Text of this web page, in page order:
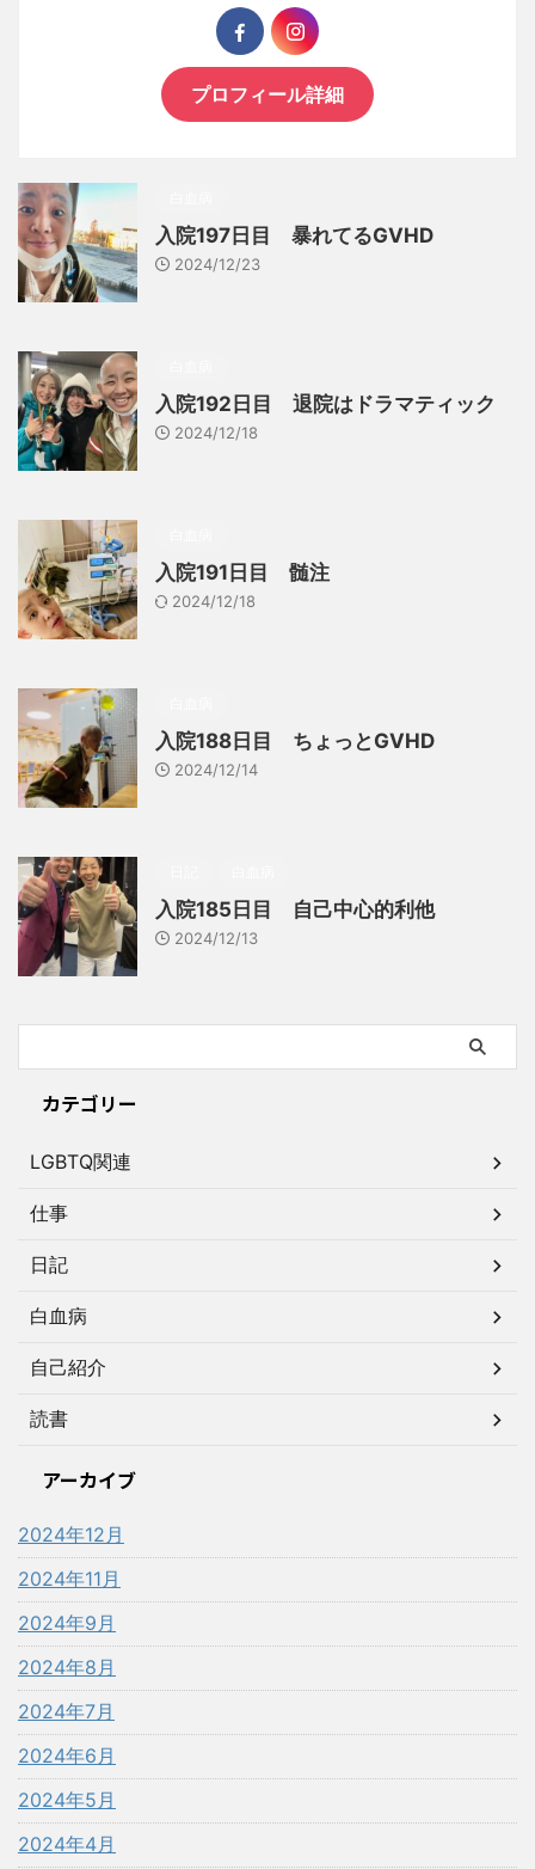
プロフィール詳細
入院197日目 暴れてるGVHD
2024/12/23
入院192日目 退院はドラマティック
2024/12/18
入院191日目 髄注
2024/12/18
入院188日目 ちょっとGVHD
2024/12/14
入院185日目 自己中心的利他
2024/12/13
カテゴリー
LGBTQ関連
仕事
日記
白血病
自己紹介
読書
アーカイブ
2024年12月
2024年11月
2024年9月
2024年8月
2024年7月
2024年6月
2024年5月
2024年4月